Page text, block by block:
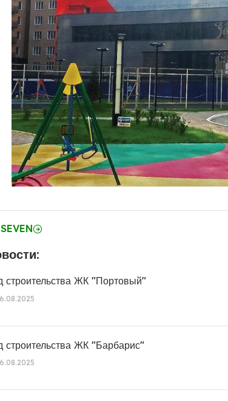
строительства ЖК "Портовый"
строительства ЖК "Барбарис"